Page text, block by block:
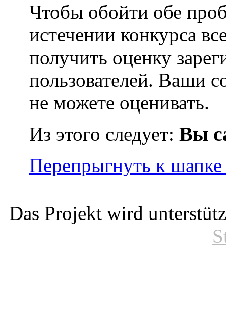
Чтобы обойти обе
истечении конкурса
получить оценку
пользователей. Ваши
не можете оценивать.
Из этого следует: Вы
Перепрыгнуть к
Das Projekt wird